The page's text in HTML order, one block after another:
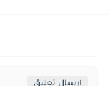
إرسال تعليق